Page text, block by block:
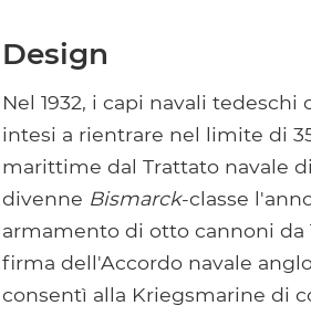
Design
Nel 1932, i capi navali
intesi a rientrare nel limite di
marittime dal Trattato navale
divenne Bismarck-classe
armamento di otto cannoni da
firma dell'Accordo navale
consentì alla Kriegsmarine di